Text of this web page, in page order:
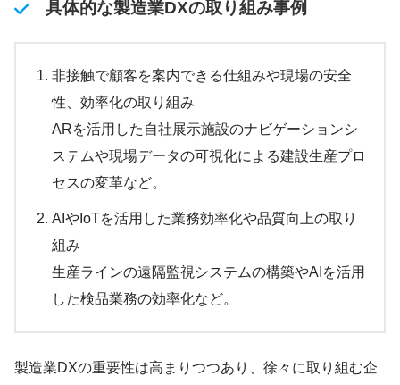
具体的な製造業DXの取り組み事例
非接触で顧客を案内できる仕組みや現場の安全
性、効率化の取り組み
ARを活用した自社展示施設のナビゲーションシ
ステムや現場データの可視化による建設生産プロ
セスの変革など。
AIやIoTを活用した業務効率化や品質向上の取り
組み
生産ラインの遠隔監視システムの構築やAIを活用
した検品業務の効率化など。
製造業DXの重要性は高まりつつあり、徐々に取り組む企